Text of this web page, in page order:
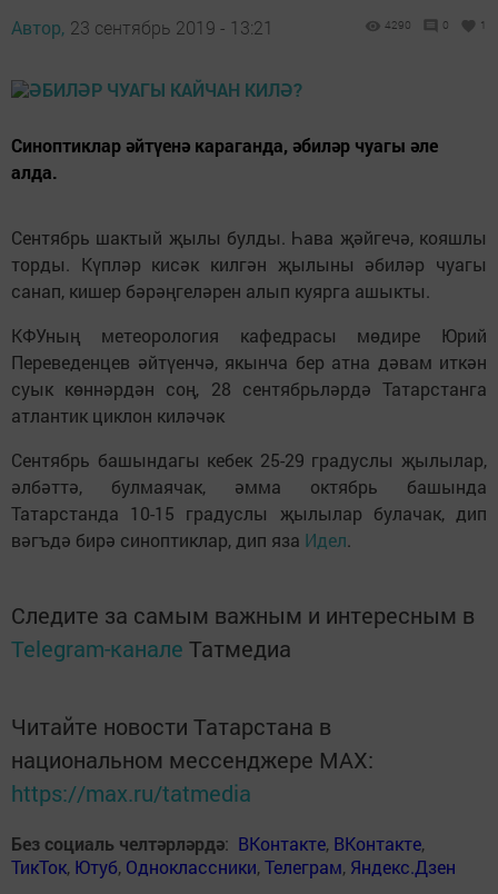
Автор, 23 сентябрь 2019 - 13:21 4290 0 1
Синоптиклар әйтүенә караганда, әбиләр чуагы әле
алда.
Сентябрь шактый җылы булды. Һава җәйгечә, кояшлы
торды. Күпләр кисәк килгән җылыны әбиләр чуагы
санап, кишер бәрәңгеләрен алып куярга ашыкты.
КФУның метеорология кафедрасы мөдире Юрий
Переведенцев әйтүенчә, якынча бер атна дәвам иткән
суык көннәрдән соң, 28 сентябрьләрдә Татарстанга
атлантик циклон киләчәк
Сентябрь башындагы кебек 25-29 градуслы җылылар,
әлбәттә, булмаячак, әмма октябрь башында
Татарстанда 10-15 градуслы җылылар булачак, дип
вәгъдә бирә синоптиклар, дип яза Идел.
Следите за самым важным и интересным в
Telegram-канале Татмедиа
Читайте новости Татарстана в
национальном мессенджере MАХ:
https://max.ru/tatmedia
Без социаль челтәрләрдә: ВКонтакте, ВКонтакте,
ТикТок, Ютуб, Одноклассники,Телеграм, Яндекс.Дзен